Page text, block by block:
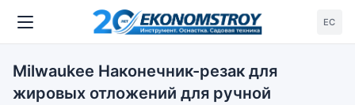
ЕС
Milwaukee Наконечник-резак для
жировых отложений для ручной